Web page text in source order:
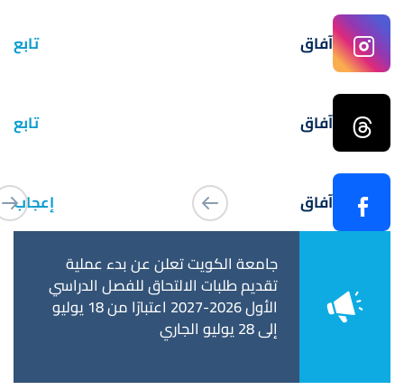
آفاق تابع
آفاق تابع
آفاق إعجاب
وكلية
إلى كلية
جامعة الكويت تعلن عن بدء عملية
تقديم طلبات الالتحاق للفصل الدراسي
الأول 2026-2027 اعتبارًا من 18 يوليو
إلى 28 يوليو الجاري